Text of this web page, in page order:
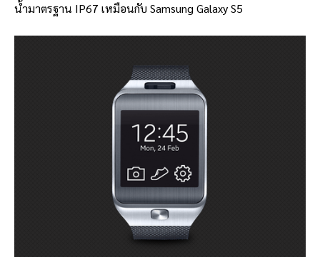
น้ำมาตรฐาน IP67 เหมือนกับ Samsung Galaxy S5